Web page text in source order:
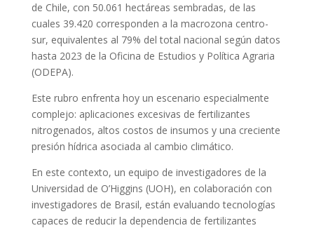
de Chile, con 50.061 hectáreas sembradas, de las
cuales 39.420 corresponden a la macrozona centro-
sur, equivalentes al 79% del total nacional según datos
hasta 2023 de la Oficina de Estudios y Política Agraria
(ODEPA).
Este rubro enfrenta hoy un escenario especialmente
complejo: aplicaciones excesivas de fertilizantes
nitrogenados, altos costos de insumos y una creciente
presión hídrica asociada al cambio climático.
En este contexto, un equipo de investigadores de la
Universidad de O’Higgins (UOH), en colaboración con
investigadores de Brasil, están evaluando tecnologías
capaces de reducir la dependencia de fertilizantes